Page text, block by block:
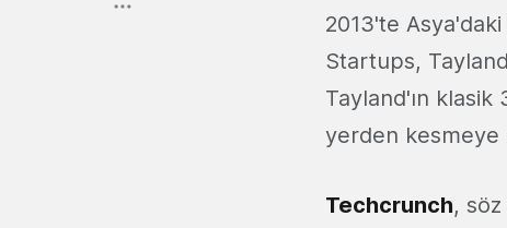
2013'te Asya'daki
Startups,
Tayland'ın klasik
yerden kesmeye
Techcrunch,